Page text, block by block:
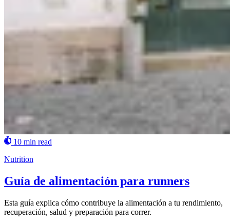
10 min read
Nutrition
Guía de alimentación para runners
Esta guía explica cómo contribuye la alimentación a tu rendimiento,
recuperación, salud y preparación para correr.